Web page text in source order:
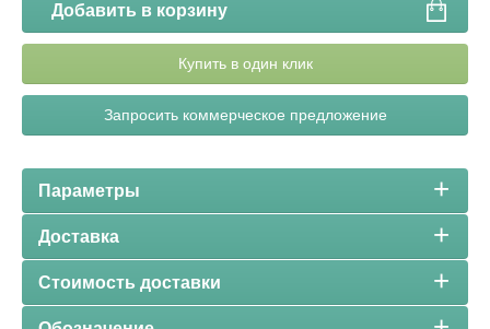
Добавить в корзину
Купить в один клик
Запросить коммерческое предложение
Параметры
Доставка
Стоимость доставки